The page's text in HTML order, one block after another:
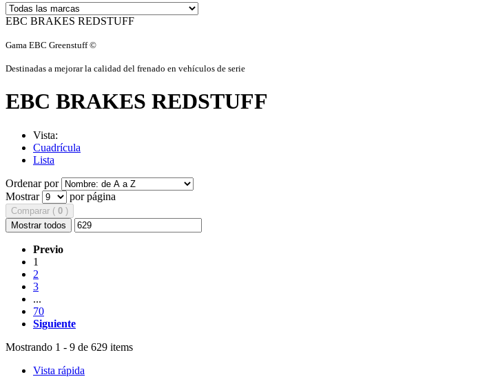
EBC BRAKES REDSTUFF
Gama EBC Greenstuff ©
Destinadas a mejorar la calidad del frenado en vehículos de serie
EBC BRAKES REDSTUFF
Vista:
Cuadrícula
Lista
Ordenar por
Mostrar
por página
Comparar ( 0 )
Mostrar todos
Previo
1
2
3
...
70
Siguiente
Mostrando 1 - 9 de 629 items
Vista rápida